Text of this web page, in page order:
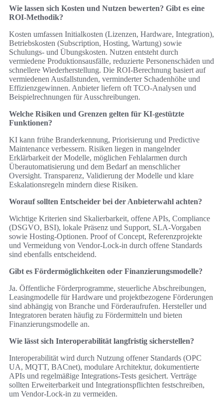
Wie lassen sich Kosten und Nutzen bewerten? Gibt es eine
ROI‑Methodik?
Kosten umfassen Initialkosten (Lizenzen, Hardware, Integration),
Betriebskosten (Subscription, Hosting, Wartung) sowie
Schulungs‑ und Übungskosten. Nutzen entsteht durch
vermiedene Produktionsausfälle, reduzierte Personenschäden und
schnellere Wiederherstellung. Die ROI‑Berechnung basiert auf
vermiedenen Ausfallstunden, verminderter Schadenhöhe und
Effizienzgewinnen. Anbieter liefern oft TCO‑Analysen und
Beispielrechnungen für Ausschreibungen.
Welche Risiken und Grenzen gelten für KI‑gestützte
Funktionen?
KI kann frühe Branderkennung, Priorisierung und Predictive
Maintenance verbessern. Risiken liegen in mangelnder
Erklärbarkeit der Modelle, möglichen Fehlalarmen durch
Überautomatisierung und dem Bedarf an menschlicher
Oversight. Transparenz, Validierung der Modelle und klare
Eskalationsregeln mindern diese Risiken.
Worauf sollten Entscheider bei der Anbieterwahl achten?
Wichtige Kriterien sind Skalierbarkeit, offene APIs, Compliance
(DSGVO, BSI), lokale Präsenz und Support, SLA‑Vorgaben
sowie Hosting‑Optionen. Proof of Concept, Referenzprojekte
und Vermeidung von Vendor‑Lock‑in durch offene Standards
sind ebenfalls entscheidend.
Gibt es Fördermöglichkeiten oder Finanzierungsmodelle?
Ja. Öffentliche Förderprogramme, steuerliche Abschreibungen,
Leasingmodelle für Hardware und projektbezogene Förderungen
sind abhängig von Branche und Förderaufrufen. Hersteller und
Integratoren beraten häufig zu Fördermitteln und bieten
Finanzierungsmodelle an.
Wie lässt sich Interoperabilität langfristig sicherstellen?
Interoperabilität wird durch Nutzung offener Standards (OPC
UA, MQTT, BACnet), modulare Architektur, dokumentierte
APIs und regelmäßige Integrations‑Tests gesichert. Verträge
sollten Erweiterbarkeit und Integrationspflichten festschreiben,
um Vendor‑Lock‑in zu vermeiden.